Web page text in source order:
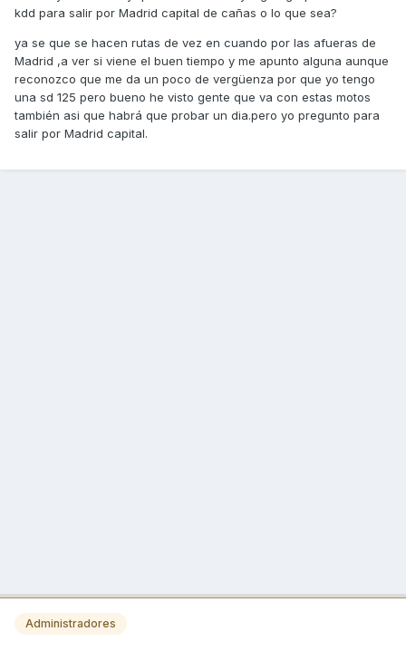
kdd para salir por Madrid capital de cañas o lo que sea?
ya se que se hacen rutas de vez en cuando por las afueras de
Madrid ,a ver si viene el buen tiempo y me apunto alguna aunque
reconozco que me da un poco de vergüenza por que yo tengo
una sd 125 pero bueno he visto gente que va con estas motos
también asi que habrá que probar un dia.pero yo pregunto para
salir por Madrid capital.
Administradores